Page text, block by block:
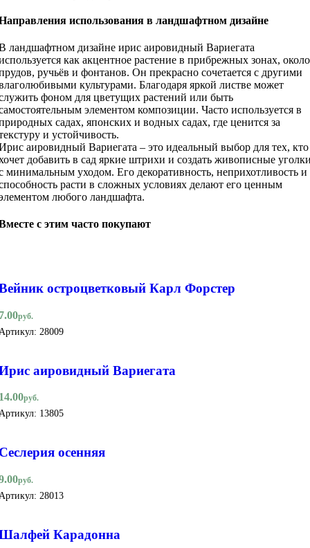
использования в ландшафтном дизайне
ландшафтном дизайне ирис аировидный Вариегата
как акцентное растение в прибрежных зонах, около
ручьёв и фонтанов. Он прекрасно сочетается с другими
культурами. Благодаря яркой листве может
фоном для цветущих растений или быть
элементом композиции. Часто используется в
садах, японских и водных садах, где ценится за
и устойчивость.
аировидный Вариегата – это идеальный выбор для тех, кто
добавить в сад яркие штрихи и создать живописные
минимальным уходом. Его декоративность, неприхотливость и
расти в сложных условиях делают его ценным
любого ландшафта.
с этим часто покупают
остроцветковый Карл Форстер
руб.
28009
аировидный Вариегата
руб.
13805
осенняя
руб.
28013
Карадонна